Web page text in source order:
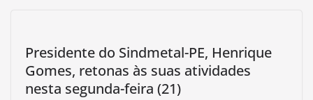
Presidente do Sindmetal-PE, Henrique
Gomes, retonas às suas atividades
nesta segunda-feira (21)